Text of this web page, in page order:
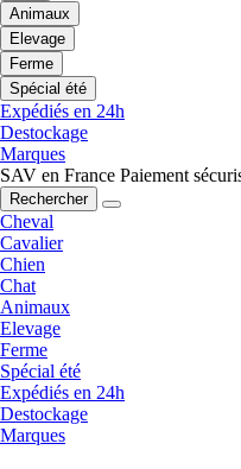
Animaux
Elevage
Ferme
Spécial été
Expédiés en 24h
Destockage
Marques
SAV en France Paiement
Rechercher
Cheval
Cavalier
Chien
Chat
Animaux
Elevage
Ferme
Spécial été
Expédiés en 24h
Destockage
Marques